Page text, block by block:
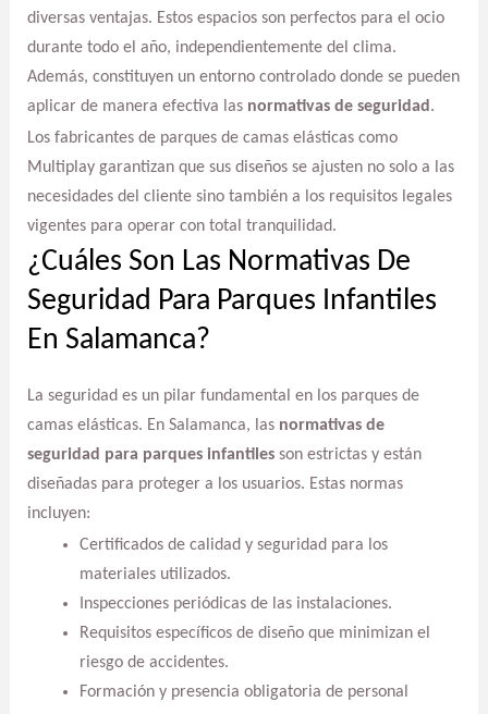
diversas ventajas. Estos espacios son perfectos para el ocio
durante todo el año, independientemente del clima.
Además, constituyen un entorno controlado donde se pueden
aplicar de manera efectiva las normativas de seguridad .
Los fabricantes de parques de camas elásticas como
Multiplay garantizan que sus diseños se ajusten no solo a las
necesidades del cliente sino también a los requisitos legales
vigentes para operar con total tranquilidad.
¿Cuáles Son Las Normativas De
Seguridad Para Parques Infantiles
En Salamanca?
La seguridad es un pilar fundamental en los parques de
camas elásticas. En Salamanca, las normativas de
seguridad para parques infantilesson estrictas y están
diseñadas para proteger a los usuarios. Estas normas
incluyen:
Certificados de calidad y seguridad para los
materiales utilizados.
Inspecciones periódicas de las instalaciones.
Requisitos específicos de diseño que minimizan el
riesgo de accidentes.
Formación y presencia obligatoria de personal